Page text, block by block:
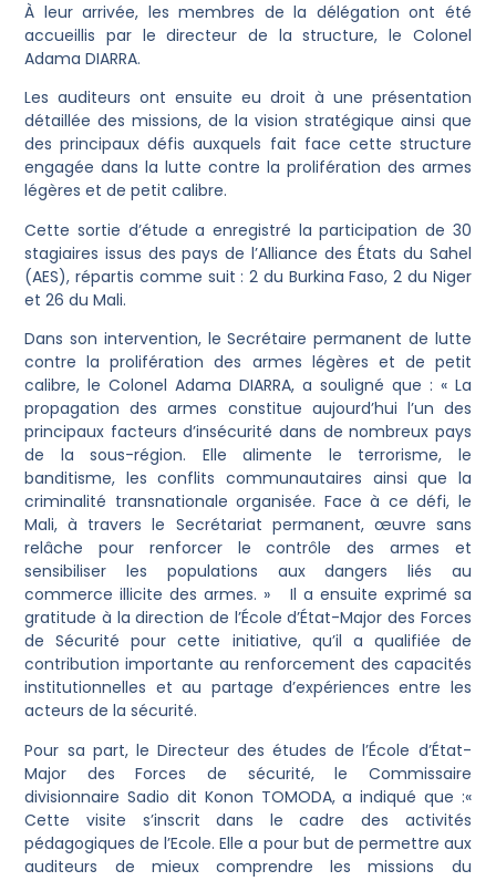
À leur arrivée, les membres de la délégation ont été
accueillis par le directeur de la structure, le Colonel
Adama DIARRA.
Les auditeurs ont ensuite eu droit à une présentation
détaillée des missions, de la vision stratégique ainsi que
des principaux défis auxquels fait face cette structure
engagée dans la lutte contre la prolifération des armes
légères et de petit calibre.
Cette sortie d’étude a enregistré la participation de 30
stagiaires issus des pays de l’Alliance des États du Sahel
(AES), répartis comme suit : 2 du Burkina Faso, 2 du Niger
et 26 du Mali.
Dans son intervention, le Secrétaire permanent de lutte
contre la prolifération des armes légères et de petit
calibre, le Colonel Adama DIARRA, a souligné que : « La
propagation des armes constitue aujourd’hui l’un des
principaux facteurs d’insécurité dans de nombreux pays
de la sous-région. Elle alimente le terrorisme, le
banditisme, les conflits communautaires ainsi que la
criminalité transnationale organisée. Face à ce défi, le
Mali, à travers le Secrétariat permanent, œuvre sans
relâche pour renforcer le contrôle des armes et
sensibiliser les populations aux dangers liés au
commerce illicite des armes. » Il a ensuite exprimé sa
gratitude à la direction de l’École d’État-Major des Forces
de Sécurité pour cette initiative, qu’il a qualifiée de
contribution importante au renforcement des capacités
institutionnelles et au partage d’expériences entre les
acteurs de la sécurité.
Pour sa part, le Directeur des études de l’École d’État-
Major des Forces de sécurité, le Commissaire
divisionnaire Sadio dit Konon TOMODA, a indiqué que :«
Cette visite s’inscrit dans le cadre des activités
pédagogiques de l’Ecole. Elle a pour but de permettre aux
auditeurs de mieux comprendre les missions du